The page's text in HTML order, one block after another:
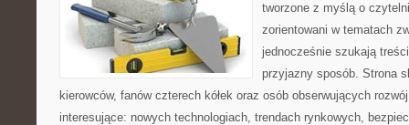
tworzone z myślą o
zorientowani w tematach
jednocześnie szukają
przyjazny sposób. Strona
kierowców, fanów czterech kółek oraz osób obserwujących
interesujące: nowych technologiach, trendach rynkowych,